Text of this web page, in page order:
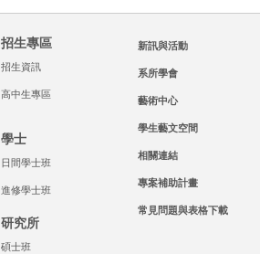
招生專區
招生資訊
高中生專區
學士
日間學士班
進修學士班
研究所
碩士班
新訊與活動
系所學會
藝術中心
學生藝文空間
相關連結
專案補助計畫
常見問題與表格下載